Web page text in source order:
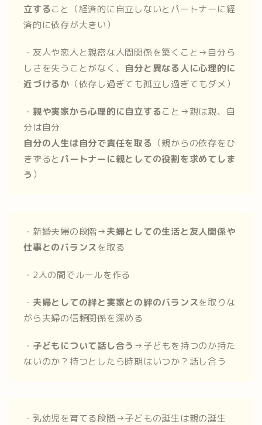
立すること（経済的に自立しないとパートナーに経
済的に依存が大きい）
・友人や恋人と親密な人間関係を築くこと→自分ら
しさを失うことがなく、 自分と異なる人に心理的に
近づけるか （依存し過ぎても孤立し過ぎてもダメ）
・ 親や実家から心理的に自立すること→親は親、自
分は自分
自分の人生は自分で責任を取る （親からの依存をひ
きずると パートナーに親としての役割を求めてしま
う ）
・新婚夫婦の段階→夫婦としての生活と友人関係や
仕事とのバランスを取る
・2人の間でルールを作る
・ 夫婦としての絆と実家との絆のバランスを取りな
がら夫婦の信頼関係を深める
・ 子どもについて話し合う →子どもを持つのか持た
ないのか？持つとしたら時期はいつか？話し合う
・乳幼児を育てる段階→子どもの誕生は親の誕生